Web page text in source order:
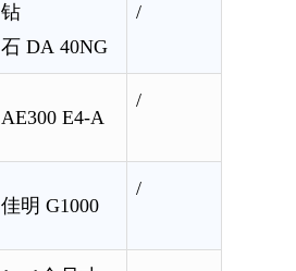
钻
石 DA 40NG
/
AE300 E4-A
/
佳明 G1000
/